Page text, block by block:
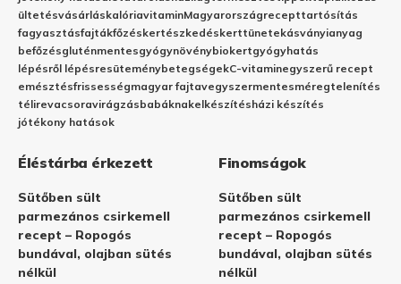
ültetésvásárláskalóriavitaminMagyarországrecepttartósítás
fagyasztásfajtákfőzéskertészkedéskerttünetekásványianyag
befőzésgluténmentesgyógynövénybiokertgyógyhatás
lépésről lépésresüteménybetegségekC-vitaminegyszerű recept
emésztésfrissességmagyar fajtavegyszermentesméregtelenítés
télirevacsoravirágzásbabáknakelkészítésházi készítés
jótékony hatások
Éléstárba érkezett
Sütőben sült
parmezános csirkemell
recept – Ropogós
bundával, olajban sütés
nélkül
Finomságok
Sütőben sült
parmezános csirkemell
recept – Ropogós
bundával, olajban sütés
nélkül